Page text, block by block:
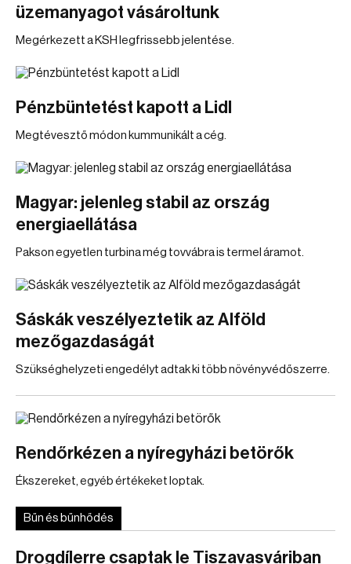
üzemanyagot vásároltunk
Megérkezett a KSH legfrissebb jelentése.
Pénzbüntetést kapott a Lidl
Megtévesztő módon kummunikált a cég.
Magyar: jelenleg stabil az ország
energiaellátása
Pakson egyetlen turbina még tovvábra is termel áramot.
Sáskák veszélyeztetik az Alföld
mezőgazdaságát
Szükséghelyzeti engedélyt adtak ki több növényvédőszerre.
Rendőrkézen a nyíregyházi betörők
Ékszereket, egyéb értékeket loptak.
Bűn és bűnhődés
Drogdílerre csaptak le Tiszavasváriban